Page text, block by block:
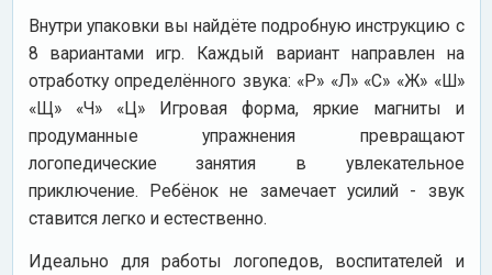
Внутри упаковки вы найдёте подробную инструкцию с
8 вариантами игр. Каждый вариант направлен на
отработку определённого звука: «Р» «Л» «С» «Ж» «Ш»
«Щ» «Ч» «Ц» Игровая форма, яркие магниты и
продуманные упражнения превращают
логопедические занятия в увлекательное
приключение. Ребёнок не замечает усилий - звук
ставится легко и естественно.
Идеально для работы логопедов, воспитателей и